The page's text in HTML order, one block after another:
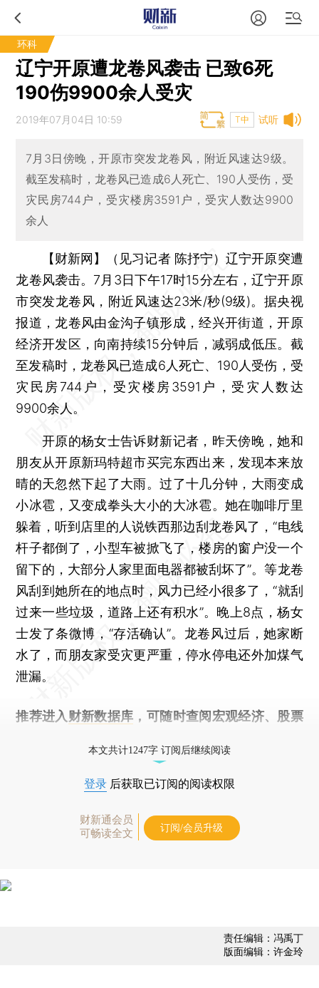
环科
辽宁开原遭龙卷风袭击 已致6死
190伤9900余人受灾
试听
2019年07月04日 10:59 T中
7月3日傍晚，开原市突发龙卷风，附近风速达9级。
截至发稿时，龙卷风已造成6人死亡、190人受伤，受
灾民房744户，受灾楼房3591户，受灾人数达9900
余人
【财新网】（见习记者 陈抒宁）辽宁开原突遭
龙卷风袭击。7月3日下午17时15分左右，辽宁开原
市突发龙卷风，附近风速达23米/秒(9级)。据央视
报道，龙卷风由金沟子镇形成，经兴开街道，开原
经济开发区，向南持续15分钟后，减弱成低压。截
至发稿时，龙卷风已造成6人死亡、190人受伤，受
灾民房744户，受灾楼房3591户，受灾人数达
9900余人。
开原的杨女士告诉财新记者，昨天傍晚，她和
朋友从开原新玛特超市买完东西出来，发现本来放
晴的天忽然下起了大雨。过了十几分钟，大雨变成
小冰雹，又变成拳头大小的大冰雹。她在咖啡厅里
躲着，听到店里的人说铁西那边刮龙卷风了，“电线
杆子都倒了，小型车被掀飞了，楼房的窗户没一个
留下的，大部分人家里面电器都被刮坏了”。等龙卷
风刮到她所在的地点时，风力已经小很多了，“就刮
过来一些垃圾，道路上还有积水”。晚上8点，杨女
士发了条微博，“存活确认”。龙卷风过后，她家断
水了，而朋友家受灾更严重，停水停电还外加煤气
泄漏。
推荐进入 财新数据库 ，可随时查阅宏观经济、股票
本文共计1247字 订阅后继续阅读
登录 后获取已订阅的阅读权限
财新通会员
可畅读全文
订阅/会员升级
责任编辑：冯禹丁
版面编辑：许金玲